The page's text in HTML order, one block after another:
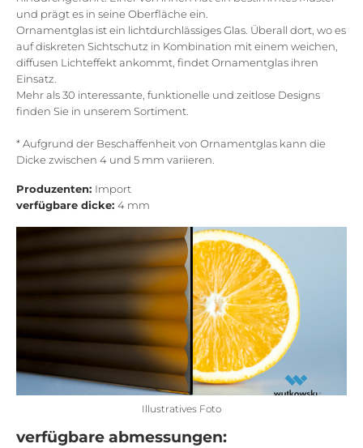
und prägt es in seine Oberfläche ein.
Ornamentglas ist ein lichtdurchlässiges Glas. Überall dort, wo es
auf diskreten Sichtschutz in Kombination mit einem weichen,
diffusen Lichteffekt ankommt, findet Ornamentglas ihren
Einsatz.
Mehr als 30 interessante, funktionelle und zeitlose Designs
finden Sie in unserem Sortiment.
* Aufgrund der Beschaffenheit von Ornamentglas kann die
Dicke zwischen 4 und 5 mm variieren.
Produzenten: Import
verfügbare dicke: 4 mm
Illustratives Foto
verfügbare abmessungen: